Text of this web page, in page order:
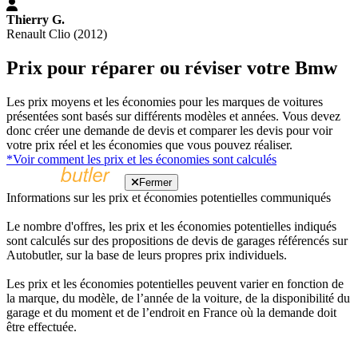
Thierry G.
Renault Clio (2012)
Prix pour réparer ou réviser votre Bmw
Les prix moyens et les économies pour les marques de voitures
présentées sont basés sur différents modèles et années. Vous devez
donc créer une demande de devis et comparer les devis pour voir
votre prix réel et les économies que vous pouvez réaliser.
*Voir comment les prix et les économies sont calculés
Fermer
Informations sur les prix et économies potentielles communiqués
Le nombre d'offres, les prix et les économies potentielles indiqués
sont calculés sur des propositions de devis de garages référencés sur
Autobutler, sur la base de leurs propres prix individuels.
Les prix et les économies potentielles peuvent varier en fonction de
la marque, du modèle, de l’année de la voiture, de la disponibilité du
garage et du moment et de l’endroit en France où la demande doit
être effectuée.